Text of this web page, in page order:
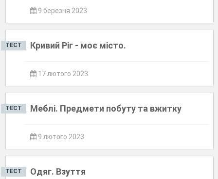
9 березня 2023
ТЕСТ Кривий Ріг - моє місто.
17 лютого 2023
ТЕСТ Меблі. Предмети побуту та вжитку
9 лютого 2023
ТЕСТ Одяг. Взуття